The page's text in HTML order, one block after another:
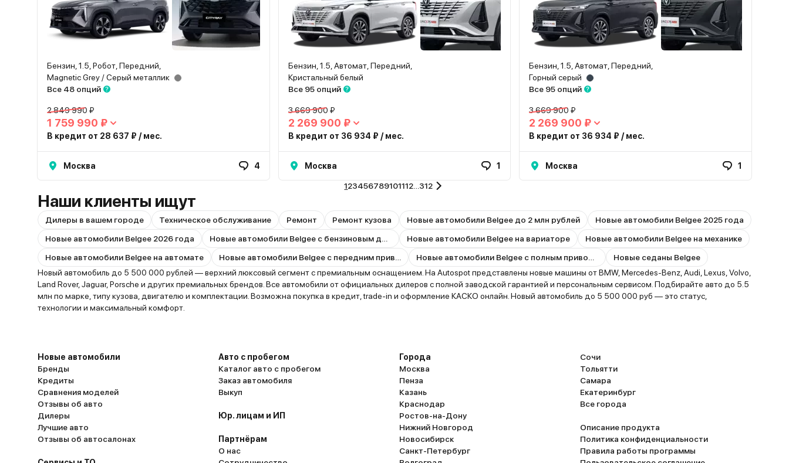
Бензин, 1.5, Робот, Передний,
Magnetic Grey / Серый металлик
Все 48 опций
2 849 990 ₽
1 759 990 ₽
В кредит от 28 637 ₽ / мес.
Москва 4
Бензин, 1.5, Автомат, Передний,
Кристальный белый
Все 95 опций
3 669 900 ₽
2 269 900 ₽
В кредит от 36 934 ₽ / мес.
Москва 1
Бензин, 1.5, Автомат, Передний,
Горный серый
Все 95 опций
3 669 900 ₽
2 269 900 ₽
В кредит от 36 934 ₽ / мес.
Москва 1
123456789101112 312
Наши клиенты ищут
Дилеры в вашем городе Техническое обслуживание Ремонт Ремонт кузова Новые автомобили Belgee до 2 млн рублей
Новые автомобили Belgee 2025 года
Новые автомобили Belgee 2026 года
Новые автомобили Belgee на вариаторе
Новые автомобили Belgee на механике
Новые автомобили Belgee на автомате
Новые седаны Belgee
Новый автомобиль до 5 500 000 рублей — верхний люксовый сегмент с премиальным оснащением. На Autospot представлены новые машины от BMW, Mercedes-Benz, Audi, Lexus, Volvo,
Land Rover, Jaguar, Porsche и других премиальных брендов. Все автомобили от официальных дилеров с полной заводской гарантией и персональным сервисом. Подбирайте авто до 5.5
млн по марке, типу кузова, двигателю и комплектации. Возможна покупка в кредит, trade-in и оформление КАСКО онлайн. Новый автомобиль до 5 500 000 руб — это статус,
технологии и максимальный комфорт.
Новые автомобили
Бренды
Кредиты
Сравнения моделей
Отзывы об авто
Дилеры
Лучшие авто
Отзывы об автосалонах
Авто с пробегом
Каталог авто с пробегом
Заказ автомобиля
Выкуп
Юр. лицам и ИП
Партнёрам
О нас
Города
Москва
Пенза
Казань
Краснодар
Ростов-на-Дону
Нижний Новгород
Новосибирск
Санкт-Петербург
Сочи
Тольятти
Самара
Екатеринбург
Все города
Описание продукта
Политика конфиденциальности
Правила работы программы